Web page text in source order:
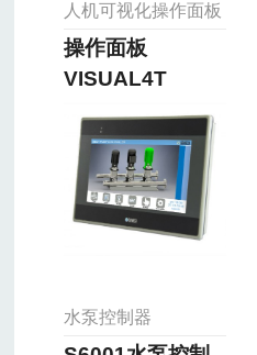
人机可视化操作面板
操作面板
VISUAL4T
水泵控制器